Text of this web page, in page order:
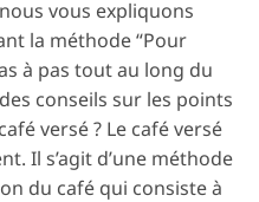
vous expliquons
la méthode “Pour
à pas tout au long du
conseils sur les points
versé ? Le café versé
Il s’agit d’une méthode
du café qui consiste à